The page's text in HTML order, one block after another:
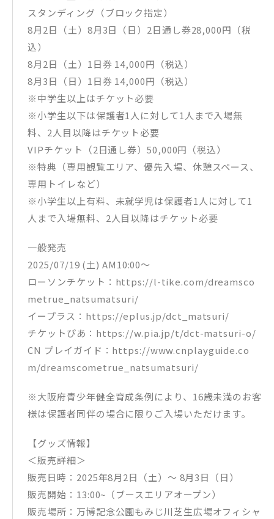
スタンディング（ブロック指定）
8月2日（土）8月3日（日）2日通し券28,000円（税
込）
8月2日（土）1日券 14,000円（税込）
8月3日（日）1日券 14,000円（税込）
※中学生以上はチケット必要
※小学生以下は保護者1人に対して1人まで入場無
料、2人目以降はチケット必要
VIPチケット（2日通し券）50,000円（税込）
※特典（専用観覧エリア、優先入場、休憩スペース、
専用トイレなど）
※小学生以上有料、未就学児は保護者1人に対して1
人まで入場無料、2人目以降はチケット必要
一般発売
2025/07/19 (土) AM10:00～
ローソンチケット：https://l-tike.com/dreamsco
metrue_natsumatsuri/
イープラス：https://eplus.jp/dct_matsuri/
チケットぴあ：https://w.pia.jp/t/dct-matsuri-o/
CN プレイガイド：https://www.cnplayguide.co
m/dreamscometrue_natsumatsuri/
※大阪府青少年健全育成条例により、16歳未満のお客
様は保護者同伴の場合に限りご入場いただけます。
【グッズ情報】
＜販売詳細＞
販売日時：2025年8月2日（土）〜 8月3日（日）
販売開始：13:00~（ブースエリアオープン）
販売場所：万博記念公園もみじ川芝生広場オフィシャ